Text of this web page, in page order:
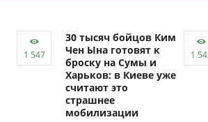
30 тысяч бойцов Ким
Чен Ына готовят к
броску на Сумы и
Харьков: в Киеве уже
считают это
страшнее
мобилизации